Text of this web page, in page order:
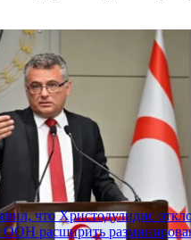
что Христодулидис
ООН расширить